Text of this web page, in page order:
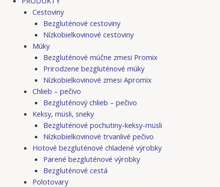
Cestoviny
Bezgluténové cestoviny
Nízkobielkovinové cestoviny
Múky
Bezgluténové múčne zmesi Promix
Prirodzene bezgluténové múky
Nízkobielkovinové zmesi Apromix
Chlieb – pečivo
Bezgluténový chlieb – pečivo
Keksy, müsli, sneky
Bezgluténové pochutiny-keksy-müsli
Nízkobielkovinové trvanlivé pečivo
Hotové bezgluténové chladené výrobky
Parené bezgluténové výrobky
Bezgluténové cestá
Polotovary